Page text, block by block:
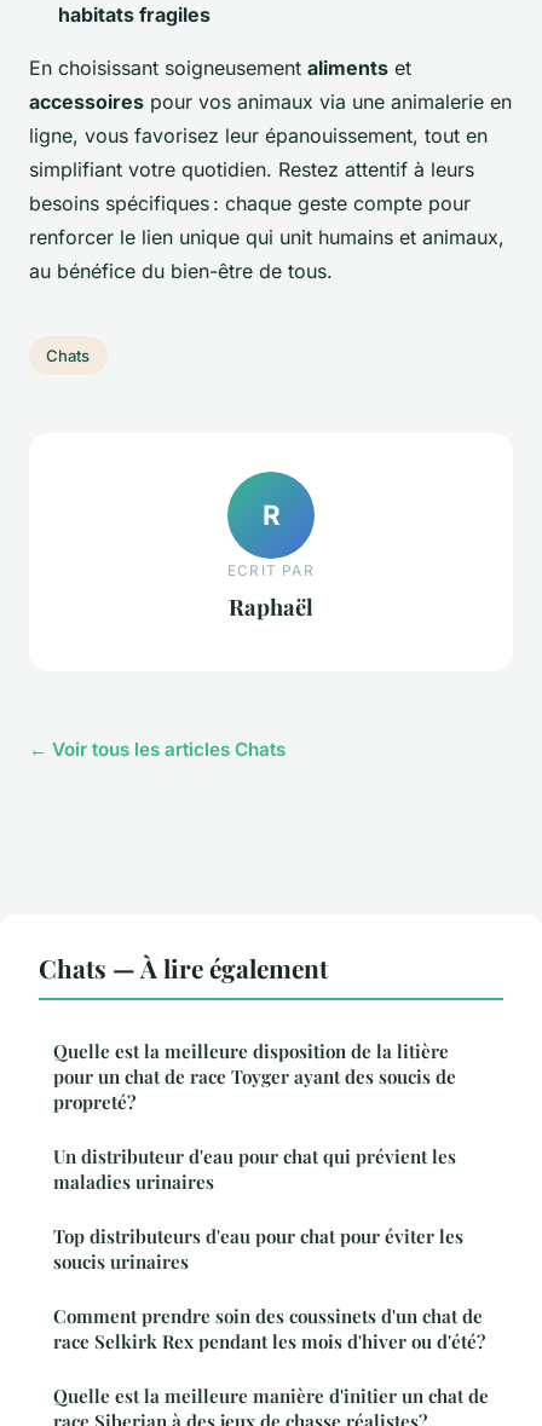
habitats fragiles
En choisissant soigneusement aliments et
accessoires pour vos animaux via une animalerie en
ligne, vous favorisez leur épanouissement, tout en
simplifiant votre quotidien. Restez attentif à leurs
besoins spécifiques : chaque geste compte pour
renforcer le lien unique qui unit humains et animaux,
au bénéfice du bien-être de tous.
Chats
R
ECRIT PAR
Raphaël
← Voir tous les articles Chats
Chats — À lire également
Quelle est la meilleure disposition de la litière
pour un chat de race Toyger ayant des soucis de
propreté?
Un distributeur d'eau pour chat qui prévient les
maladies urinaires
Top distributeurs d'eau pour chat pour éviter les
soucis urinaires
Comment prendre soin des coussinets d'un chat de
race Selkirk Rex pendant les mois d'hiver ou d'été?
Quelle est la meilleure manière d'initier un chat de
race Siberian à des jeux de chasse réalistes?